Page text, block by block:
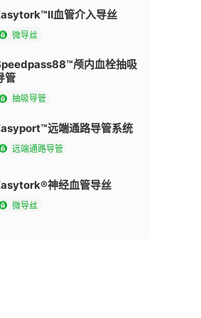
血管介入导丝
微导丝
颅内血栓抽吸
管
抽吸导管
远端通路导管系统
远端通路导管
神经血管导丝
微导丝